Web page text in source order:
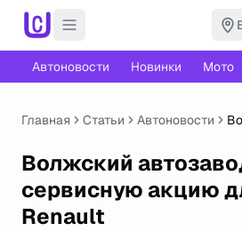
Автоновости Новинки Мото
Главная Статьи Автоновости
Волжский
сервисную акцию
Renault